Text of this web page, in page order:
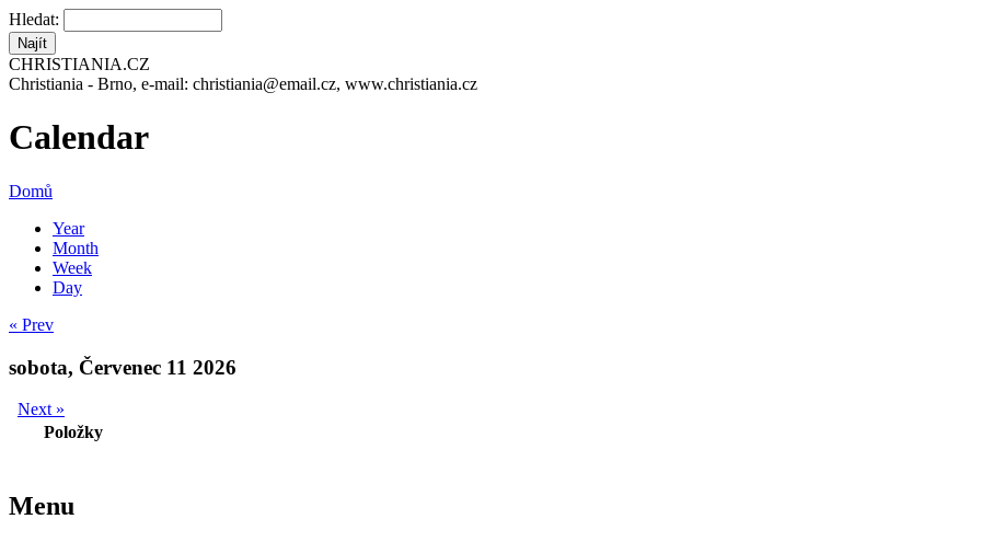
Hledat:
CHRISTIANIA.CZ
Christiania - Brno, e-mail: christiania@email.cz, www.christiania.cz
Calendar
Domů
Year
Month
Week
Day
« Prev
sobota, Červenec 11 2026
Next »
Položky
Menu